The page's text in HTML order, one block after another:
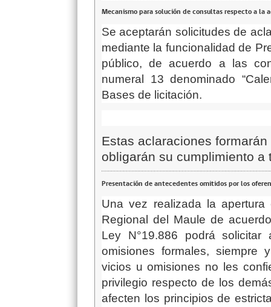
Mecanismo para solución de consultas respecto a la
Se aceptarán solicitudes de
mediante la funcionalidad de
público, de acuerdo a las
numeral 13 denominado
Bases de licitación.
Estas aclaraciones
obligarán su cumplimiento a
Presentación de antecedentes omitidos por los
Una vez realizada la
Regional del Maule de
Ley N°19.886 podrásolicitar
omisiones formales,
vicios u omisiones no les
privilegio respecto de los
afecten los principios de